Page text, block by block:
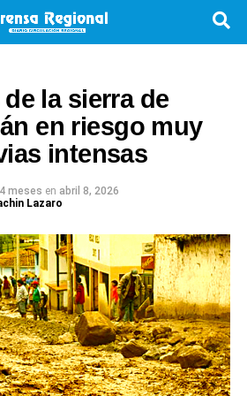
la sierra de
en riesgo muy
intensas
meses en abril 8, 2026
Lazaro